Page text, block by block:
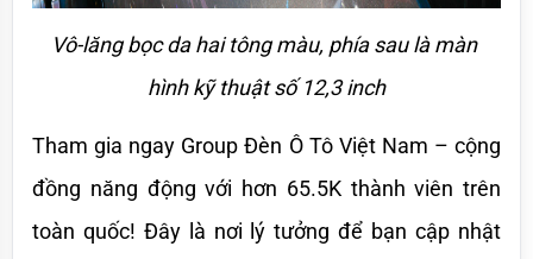
Vô-lăng bọc da hai tông màu, phía sau là màn
hình kỹ thuật số 12,3 inch
Tham gia ngay Group Đèn Ô Tô Việt Nam – cộng
đồng năng động với hơn 65.5K thành viên trên
toàn quốc! Đây là nơi lý tưởng để bạn cập nhật